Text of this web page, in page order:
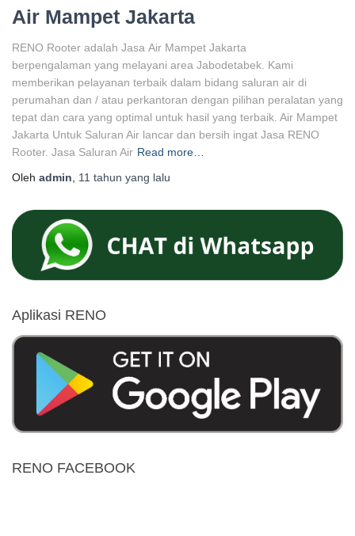
Air Mampet Jakarta
RENO Rooter adalah Jasa Air Mampet Jakarta
berpengalaman yang melayani area Jabodetabek. Kami
memberikan pelayanan terbaik dalam bidang saluran air di
perumahan dan / atau perkantoran dengan pilihan peralatan yang
tepat dan cara yang optimal untuk hasil yang terbaik. Air Mampet
Jakarta Untuk Saluran Air lancar dan bersih ingat Jasa RENO
Rooter. Jasa Saluran Air Read more…
Oleh admin 11 tahun yang lalu
Aplikasi RENO
RENO FACEBOOK